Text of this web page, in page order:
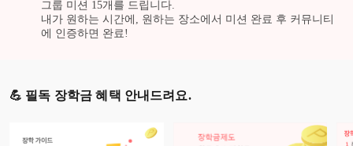
그룹 미션 15개를 드립니다.
내가 원하는 시간에, 원하는 장소에서 미션 완료 후 커뮤니티
에 인증하면 완료!
💪 필독 장학금 혜택 안내드려요.